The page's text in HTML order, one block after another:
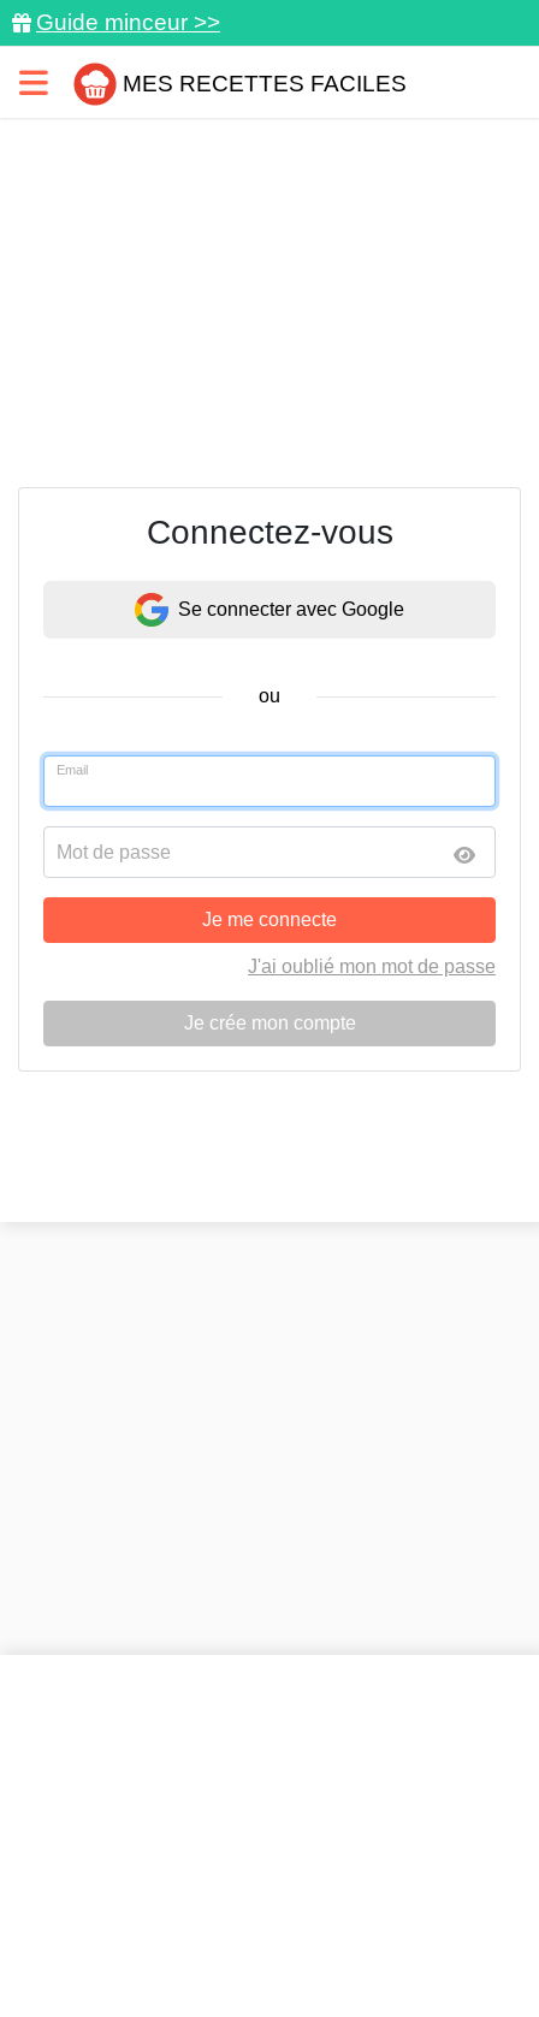
Guide minceur >>
MES RECETTES FACILES
Connectez-vous
Se connecter avec Google
ou
Email
Mot de passe
Je me connecte
J'ai oublié mon mot de passe
Je crée mon compte